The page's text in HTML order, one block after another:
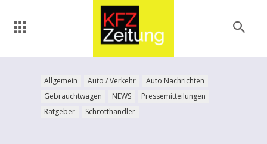
Allgemein Auto / Verkehr
Auto Nachrichten
Gebrauchtwagen
NEWS
Pressemitteilungen
Ratgeber
Schrotthändler